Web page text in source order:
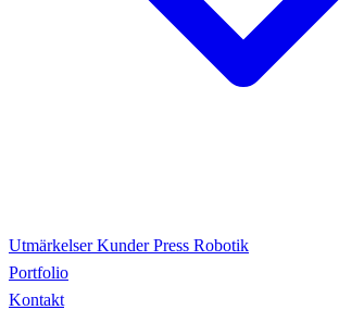
UtmärkelserKunderPress Robotik
Portfolio
Kontakt